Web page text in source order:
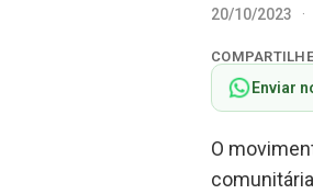
20/10/2023 ·
Enviar
O